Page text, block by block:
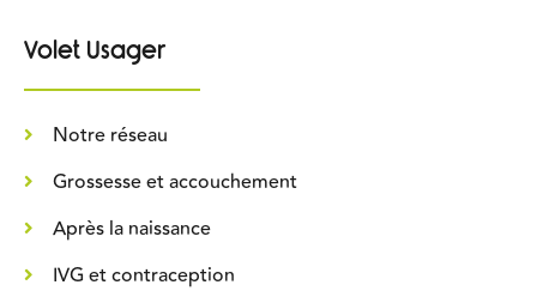
Volet Usager
Notre réseau
Grossesse et accouchement
Après la naissance
IVG et contraception